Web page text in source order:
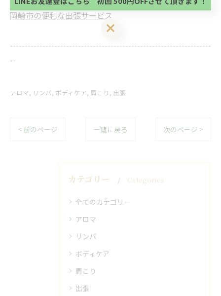
岡崎市の便利な出張サービス
--------------------------------------------------------------------
--
アロマ リンパ ボディケア 肩こり 出張
< 前のページ 一覧に戻る 次のページ >
カテゴリー Categories
全てのカテゴリー
アロマ
リンパ
ボディケア
肩こり
出張
い。
LINEお友達登はこちら 初回 500円OFFさせて頂きます！